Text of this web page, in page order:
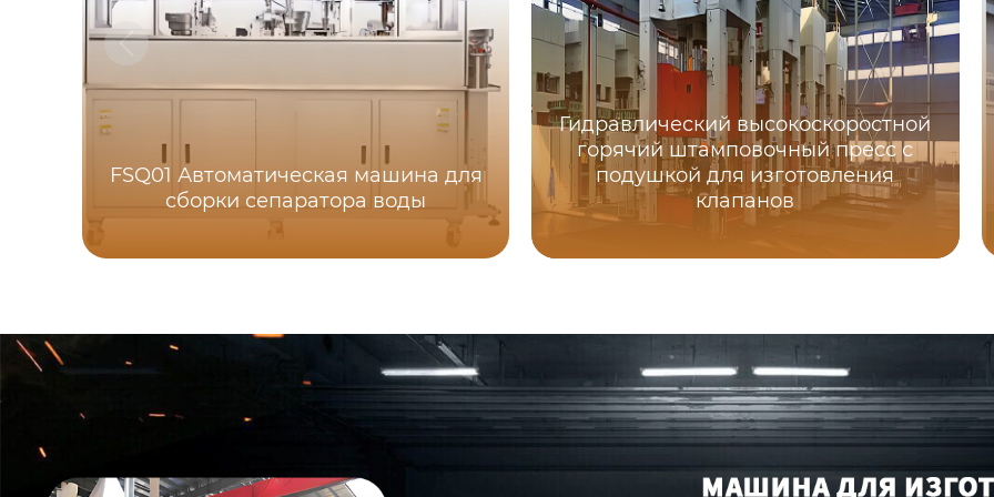
FSQ01 Автоматическая машина для
сборки сепаратора воды
Гидравлический высокоскоростной
горячий штамповочный пресс с
подушкой для изготовления
клапанов